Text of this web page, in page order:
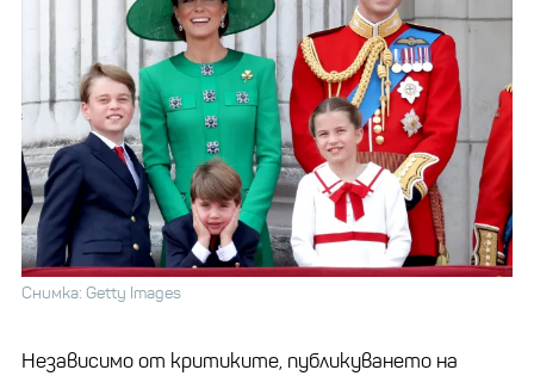
Снимка: Getty Images
Независимо от критиките, публикуването на